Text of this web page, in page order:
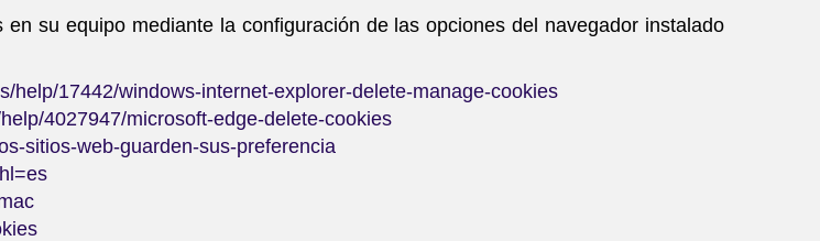
su equipo mediante la configuración de las opciones del navegador instalado
help/17442/windows-internet-explorer-delete-manage-cookies
4027947/microsoft-edge-delete-cookies
sitios-web-guarden-sus-preferencia